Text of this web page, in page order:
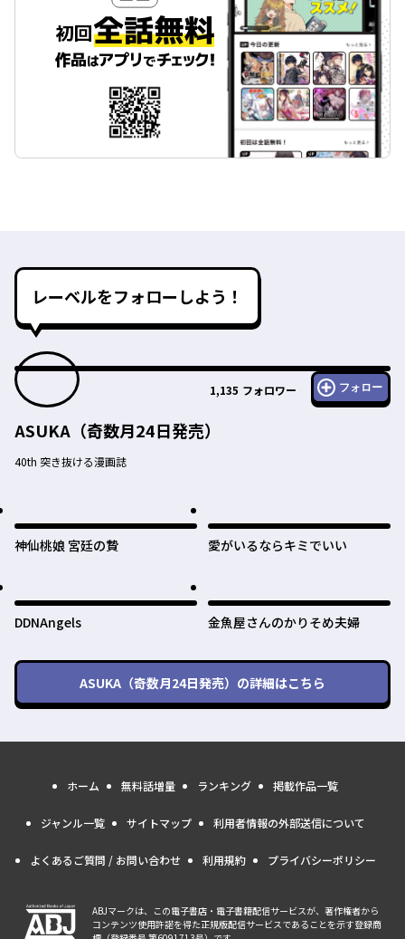
レーベルをフォローしよう！
1,135 フォロワー フォロー
ASUKA（奇数月24日発売）
40th 突き抜ける漫画誌
神仙桃娘 宮廷の贄 愛がいるならキミでいい
DDNAngels 金魚屋さんのかりそめ夫婦
ASUKA（奇数月24日発売） の詳細はこちら
ホーム 無料話増量 ランキング 掲載作品一覧
ジャンル一覧 サイトマップ 利用者情報の外部送信について
よくあるご質問 / お問い合わせ 利用規約 プライバシーポリシー
ABJマークは、この電子書店・電子書籍配信サービスが、著作権者から
コンテンツ使用許諾を得た正規版配信サービスであることを示す登録商